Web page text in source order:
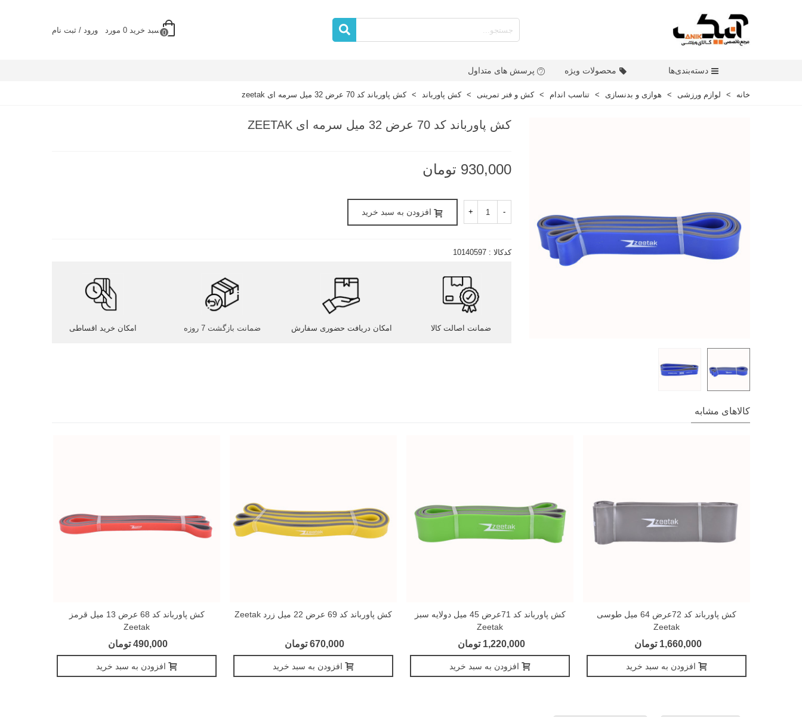
0 سبد خرید 0 مورد ورود / ثبت نام
دسته‌بندی‌ها محصولات ویژه پرسش های متداول
خانه > لوازم ورزشی > هوازی و بدنسازی > تناسب اندام > کش و فنر تمرینی > کش پاورباند > کش پاورباند کد 70 عرض 32 میل سرمه ای zeetak
کش پاورباند کد 70 عرض 32 میل سرمه ای ZEETAK
930,000 تومان
-
+ افزودن به سبد خرید
کدکالا : 10140597
ضمانت اصالت کالا امکان دریافت حضوری سفارش ضمانت بازگشت 7 روزه امکان خرید اقساطی
کالاهای مشابه
کش پاورباند کد 72عرض 64 میل طوسی
Zeetak
1,660,000 تومان
افزودن به سبد خرید
کش پاورباند کد 71عرض 45 میل دولایه سبز
Zeetak
1,220,000 تومان
افزودن به سبد خرید
کش پاورباند کد 69 عرض 22 میل زرد Zeetak
670,000 تومان
افزودن به سبد خرید
کش پاورباند کد 68 عرض 13 میل قرمز
Zeetak
490,000 تومان
افزودن به سبد خرید